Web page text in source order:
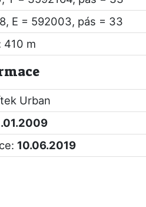
E = 592003, pás = 33
410 m
Urban
10.06.2019